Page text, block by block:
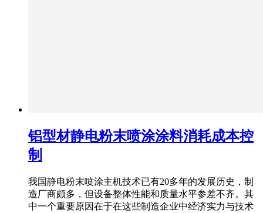
铝型材静电粉末喷涂涂料消耗成本控
制
我国静电粉末喷涂主机技术已有20多年的发展历史，制
造厂商颇多，但设备整体性能和质量水平参差不齐。其
中一个重要原因在于在这些制造企业中经济实力与技术